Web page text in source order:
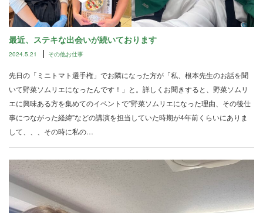
最近、ステキな出会いが続いております
2024.5.21 その他お仕事
先日の「ミニトマト選手権」でお隣になった方が「私、根本先生のお話を聞
いて野菜ソムリエになったんです！」と。詳しくお聞きすると、野菜ソムリ
エに興味ある方を集めてのイベントで”野菜ソムリエになった理由、その後仕
事につながった経緯”などの講演を担当していた時期が4年前くらいにありま
して、、、その時に私の…